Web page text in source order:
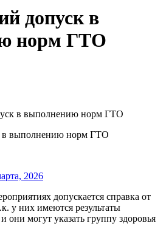
допуск в
норм ГТО
в выполнению норм ГТО
2026
допускается справка от
у них имеются результаты
они могут указать группу здоровья